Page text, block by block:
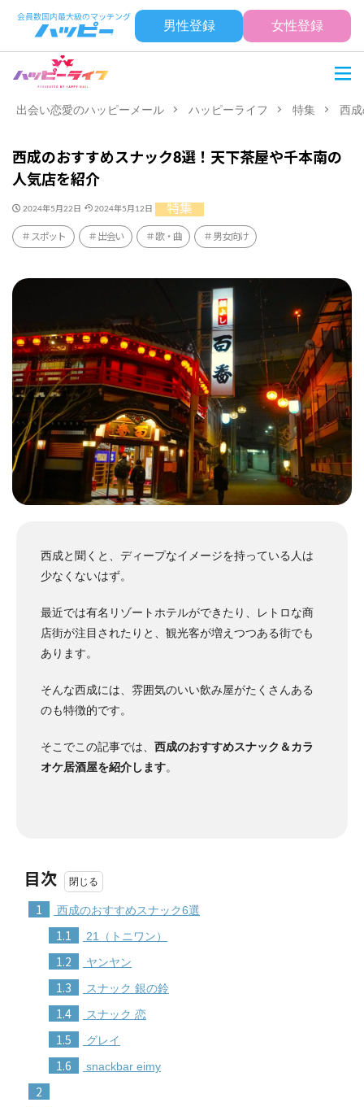
男性登録 女性登録
出会い恋愛のハッピーメール ハッピーライフ 特集 西
西成のおすすめスナック8選！天下茶屋や千本南の
人気店を紹介
2024年5月22日 2024年5月12日 特集
スポット 出会い 歌・曲 男女向け
西成と聞くと、ディープなイメージを持っている人は
少なくないはず。
最近では有名リゾートホテルができたり、レトロな商
店街が注目されたりと、観光客が増えつつある街でも
あります。
そんな西成には、雰囲気のいい飲み屋がたくさんある
のも特徴的です。
そこでこの記事では、 西成のおすすめスナック＆カラ
オケ居酒屋を紹介します。
目次
1 西成のおすすめスナック6選
1.1 21（トニワン）
1.2 ヤンヤン
1.3 スナック 銀の鈴
1.4 スナック 恋
1.5 グレイ
1.6 snackbar eimy
2